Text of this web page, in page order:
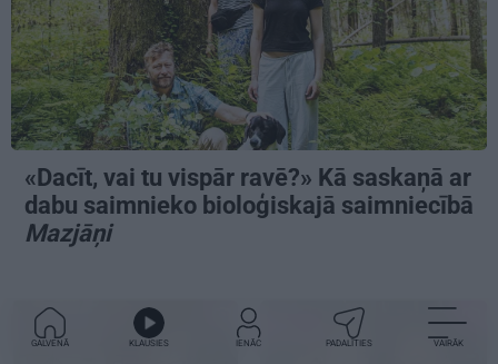
«Dacīt, vai tu vispār ravē?» Kā saskaņā ar
dabu saimnieko bioloģiskajā saimniecībā
Mazjāņi
IETEIKUMS
GALVENĀ KLAUSIES IENĀC PADALĪTIES VAIRĀK